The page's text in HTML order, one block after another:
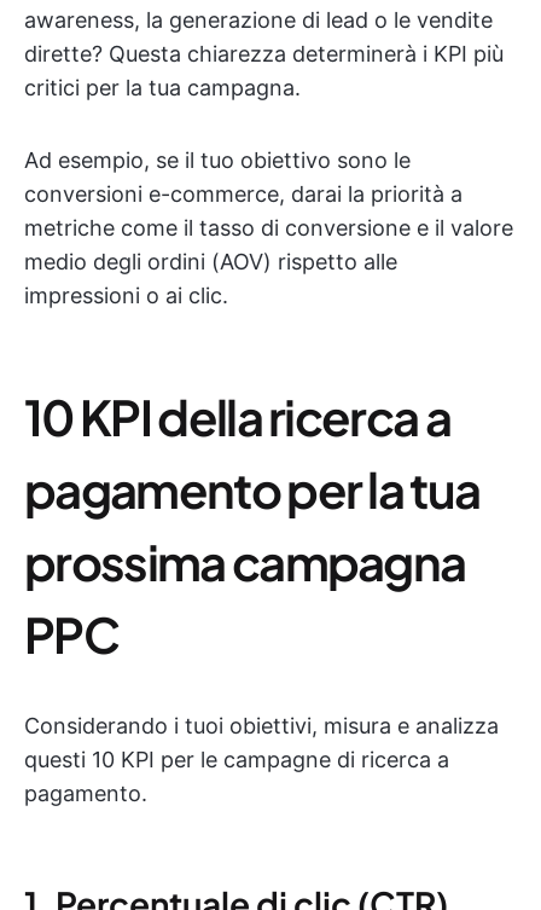
awareness, la generazione di lead o le vendite
dirette? Questa chiarezza determinerà i KPI più
critici per la tua campagna.
Ad esempio, se il tuo obiettivo sono le
conversioni e-commerce, darai la priorità a
metriche come il tasso di conversione e il valore
medio degli ordini (AOV) rispetto alle
impressioni o ai clic.
10 KPI della ricerca a
pagamento per la tua
prossima campagna
PPC
Considerando i tuoi obiettivi, misura e analizza
questi 10 KPI per le campagne di ricerca a
pagamento.